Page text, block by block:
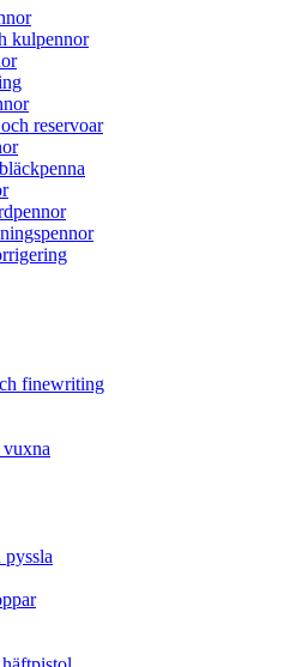
kulpennor
reservoar
finewriting